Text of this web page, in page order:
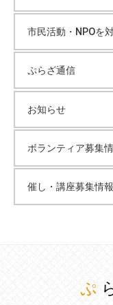
市民活動・NPOを
ぷらざ通信
お知らせ
ボランティア募集
催し・講座募集情報